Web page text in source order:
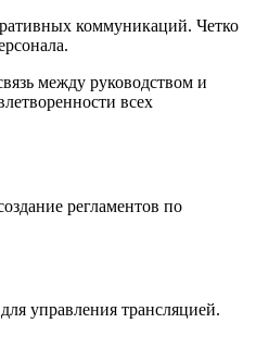
коммуникаций. Четко
между руководством и
всех
регламентов по
управления трансляцией.